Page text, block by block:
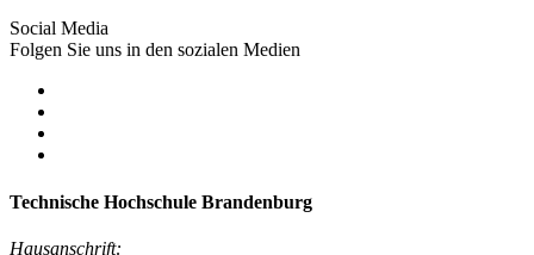
Social Media
Folgen Sie uns in den sozialen Medien
Technische Hochschule Brandenburg
Hausanschrift: